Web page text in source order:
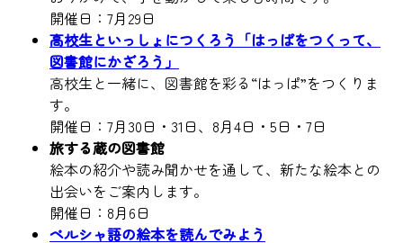
開催日：7月29日
高校生といっしょにつくろう「はっぱをつくって、
図書館にかざろう」
高校生と一緒に、図書館を彩る“はっぱ”をつくりま
す。
開催日：7月30日・31日、8月4日・5日・7日
旅する蔵の図書館
絵本の紹介や読み聞かせを通して、新たな絵本との
出会いをご案内します。
開催日：8月6日
ペルシャ語の絵本を読んでみよう